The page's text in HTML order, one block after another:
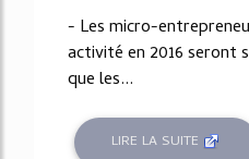
- Les micro-
activité en 2016 seront
que les...
LIRE LA SUITE